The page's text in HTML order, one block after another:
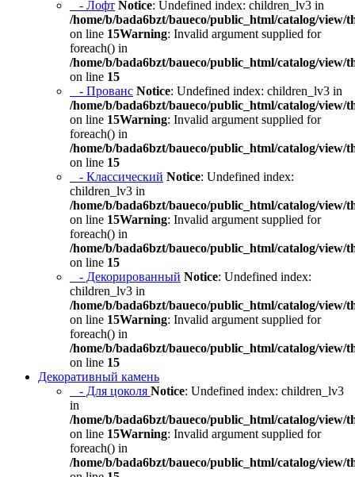
- Лофт Notice: Undefined index: children_lv3 in
/home/b/bada6bzt/baueco/public_html/catalog/view/
on line 15Warning: Invalid argument supplied for
foreach() in
/home/b/bada6bzt/baueco/public_html/catalog/view/
on line 15
- Прованс Notice: Undefined index: children_lv3 in
/home/b/bada6bzt/baueco/public_html/catalog/view/
on line 15Warning: Invalid argument supplied for
foreach() in
/home/b/bada6bzt/baueco/public_html/catalog/view/
on line 15
- Классический Notice: Undefined index:
children_lv3 in
/home/b/bada6bzt/baueco/public_html/catalog/view/
on line 15Warning: Invalid argument supplied for
foreach() in
/home/b/bada6bzt/baueco/public_html/catalog/view/
on line 15
- Декорированный Notice: Undefined index:
children_lv3 in
/home/b/bada6bzt/baueco/public_html/catalog/view/
on line 15Warning: Invalid argument supplied for
foreach() in
/home/b/bada6bzt/baueco/public_html/catalog/view/
on line 15
Декоративный камень
- Для цоколя Notice: Undefined index: children_lv3
in
/home/b/bada6bzt/baueco/public_html/catalog/view/
on line 15Warning: Invalid argument supplied for
foreach() in
/home/b/bada6bzt/baueco/public_html/catalog/view/